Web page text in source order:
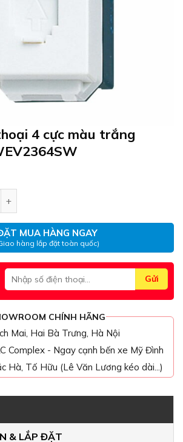
4 cực màu trắng
MUA HÀNG NGAY
hàng lắp đặt toàn quốc)
CHÍNH HÃNG
Mai, Hai Bà Trưng, Hà Nội
Complex - Ngay cạnh bến xe Mỹ Đình
Hà, Tố Hữu (Lê Văn Lương kéo dài...)
& LẮP ĐẶT